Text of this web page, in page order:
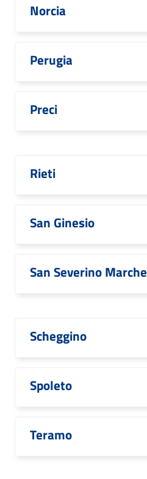
Norcia
Perugia
Preci
Rieti
San Ginesio
San Severino Marche
Scheggino
Spoleto
Teramo